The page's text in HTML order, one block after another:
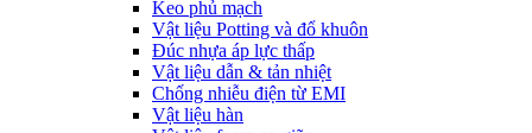
Keo phủ mạch
Vật liệu Potting và đổ khuôn
Đúc nhựa áp lực thấp
Vật liệu dẫn & tản nhiệt
Chống nhiễu điện từ EMI
Vật liệu hàn